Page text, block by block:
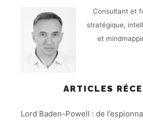
Consultant et
stratégique,
et
ARTICLES
Lord Baden-Powell : de